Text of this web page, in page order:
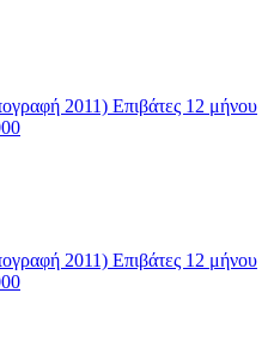
2011) Επιβάτες 12 μήνου
2011) Επιβάτες 12 μήνου